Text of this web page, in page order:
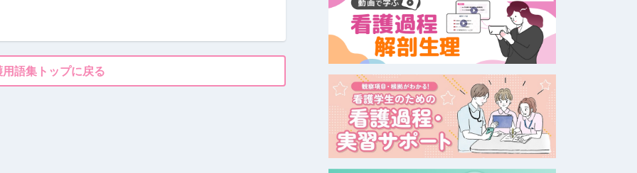
語集トップに戻る